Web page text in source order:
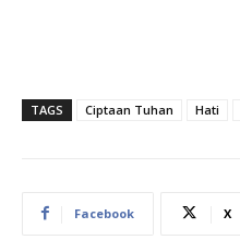
TAGS Ciptaan Tuhan Hati
Facebook X